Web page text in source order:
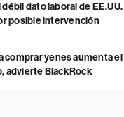
dato laboral de EE.UU.
posible intervención
comprar yenes aumenta el
advierte BlackRock